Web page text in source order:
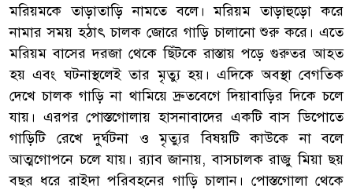
মরিয়মকে তাড়াতাড়ি নামতে বলে। মরিয়ম তাড়াহুড়ো করে
নামার সময় হঠাৎ চালক জোরে গাড়ি চালানো শুরু করে। এতে
মরিয়ম বাসের দরজা থেকে ছিঁটকে রাস্তায় পড়ে গুরুতর আহত
হয় এবং ঘটনাস্থলেই তার মৃত্যু হয়। এদিকে অবস্থা বেগতিক
দেখে চালক গাড়ি না থামিয়ে দ্রুতবেগে দিয়াবাড়ির দিকে চলে
যায়। এরপর পোস্তগোলায় হাসনাবাদের একটি বাস ডিপোতে
গাড়িটি রেখে দুর্ঘটনা ও মৃত্যুর বিষয়টি কাউকে না বলে
আত্মগোপনে চলে যায়। র‌্যাব জানায়, বাসচালক রাজু মিয়া ছয়
বছর ধরে রাইদা পরিবহনের গাড়ি চালান। পোস্তগোলা থেকে